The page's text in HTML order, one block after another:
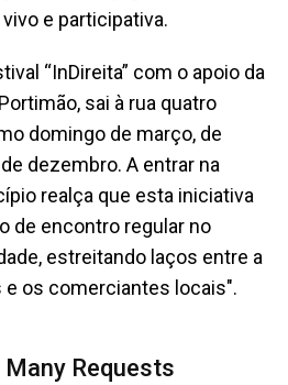
e participativa.
“InDireita” com o apoio da
sai à rua quatro
domingo de março, de
dezembro. A entrar na
realça que esta iniciativa
de encontro regular no
estreitando laços entre a
e os comerciantes locais".
Requests